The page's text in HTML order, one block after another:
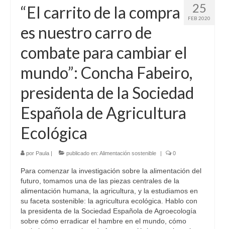
25
FEB 2020
“El carrito de la compra
es nuestro carro de
combate para cambiar el
mundo”: Concha Fabeiro,
presidenta de la Sociedad
Española de Agricultura
Ecológica
por Paula publicado en: Alimentación sostenible 0
Para comenzar la investigación sobre la alimentación del
futuro, tomamos una de las piezas centrales de la
alimentación humana, la agricultura, y la estudiamos en
su faceta sostenible: la agricultura ecológica. Hablo con
la presidenta de la Sociedad Española de Agroecología
sobre cómo erradicar el hambre en el mundo, cómo